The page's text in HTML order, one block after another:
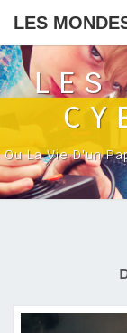
LES
LES
Ou La Vie D'un